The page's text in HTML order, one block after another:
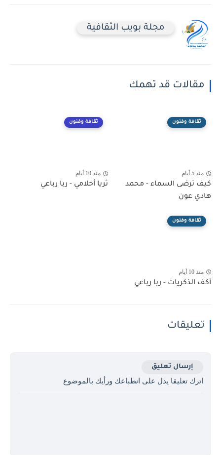
مجلة بويب الثقافية
مقالات قد تهمك
ثقافة وفنون
منذ 5 أيام
كيف ترضى السماء - محمد
هادي عون
ثقافة وفنون
منذ 10 أيام
ثريا أحلامي - ربا رباعي
ثقافة وفنون
منذ 10 أيام
أكف الذكريات - ربا رباعي
تعليقات
إرسال تعليق
اترك تعليقا يدل على انطباعك ورأيك بالموضوع